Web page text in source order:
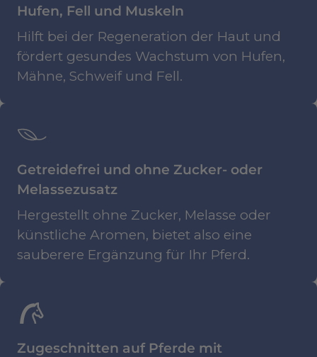
Hufen, Fell und Muskeln
Hilft bei der Regeneration der Haut und
fördert gesundes Wachstum von Hufen,
Mähne, Schweif und Fell.
Getreidefrei und ohne Zucker- oder
Melassezusatz
Hergestellt ohne Zucker, Melasse oder
künstliche Aromen, bietet also eine
sauberere Ergänzung für Ihr Pferd.
Zugeschnitten auf Pferde mit